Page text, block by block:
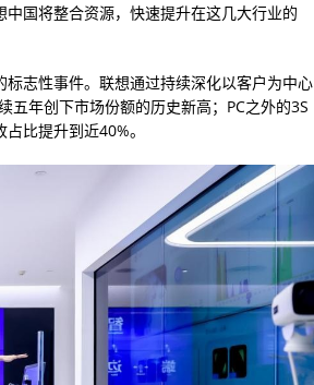
国将整合资源，快速提升在这几大行业的
志性事件。联想通过持续深化以客户为中心
五年创下市场份额的历史新高；PC之外的3S
比提升到近40%。